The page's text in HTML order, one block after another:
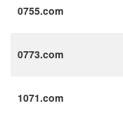
0755.com
0773.com
1071.com